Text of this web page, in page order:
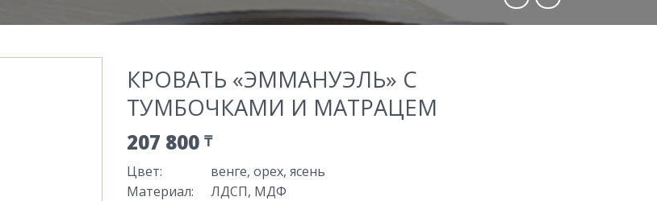
КРОВАТЬ «ЭММАНУЭЛЬ» С
ТУМБОЧКАМИ И МАТРАЦЕМ
207 800 ₸
Цвет:
венге, орех, ясень
Материал:
ЛДСП, МДФ